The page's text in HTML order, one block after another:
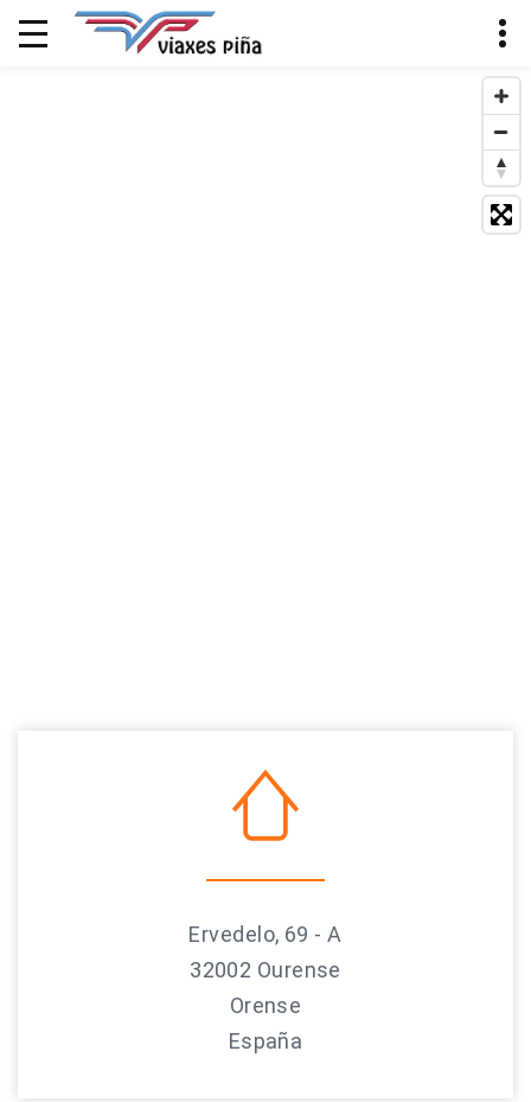
Ervedelo, 69 - A
32002 Ourense
Orense
España